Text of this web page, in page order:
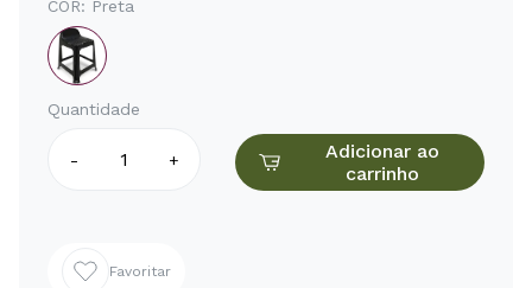
COR: Preta
Quantidade
- +
Adicionar ao
carrinho
Favoritar